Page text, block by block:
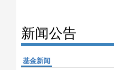
新闻公告
基金新闻